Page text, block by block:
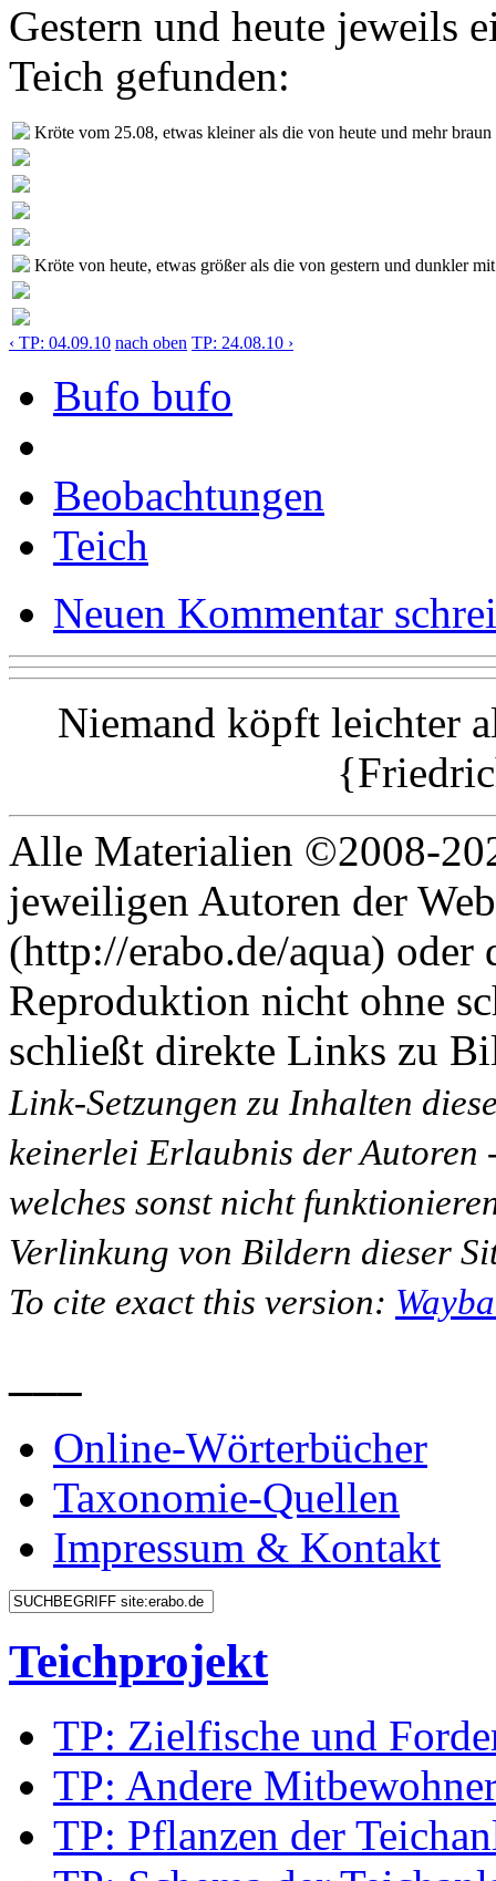
Gestern und heute jeweils
Teich gefunden:
Kröte vom 25.08, etwas kleiner als die von heute und mehr braun
Kröte von heute, etwas größer als die von gestern und dunkler
‹ TP: 04.09.10 nach oben TP: 24.08.10 ›
Bufo bufo
Beobachtungen
Teich
Neuen Kommentar
Niemand köpft leichter
Alle Materialien ©2008-
jeweiligen Autoren der
(http://erabo.de/aqua) oder
Reproduktion nicht ohne
schließt direkte Links zu
Link-Setzungen zu Inhalten
keinerlei Erlaubnis der Autoren
welches sonst nicht
Verlinkung von Bildern dieser
To cite exact this version:
Online-Wörterbücher
Taxonomie-Quellen
Impressum & Kontakt
Teichprojekt
TP: Zielfische und
TP: Andere
TP: Pflanzen der